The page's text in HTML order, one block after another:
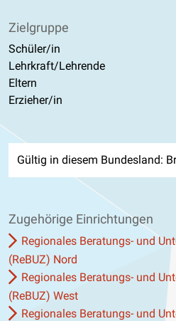
Zielgruppe
Schüler/in
Lehrkraft/Lehrende
Eltern
Erzieher/in
Gültig in diesem Bundesland:
Zugehörige Einrichtungen
Regionales Beratungs- und
(ReBUZ) Nord
Regionales Beratungs- und
(ReBUZ) West
Regionales Beratungs- und